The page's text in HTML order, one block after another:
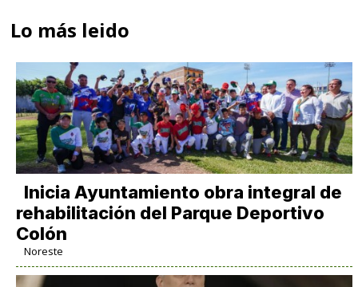
Lo más leido
Inicia Ayuntamiento obra integral de
rehabilitación del Parque Deportivo
Colón
Noreste